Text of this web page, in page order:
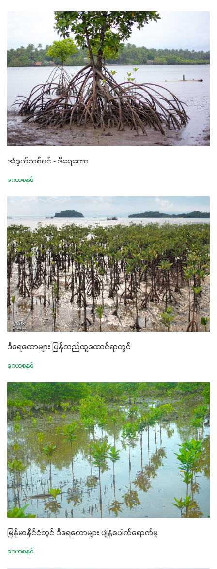
အံဖွယ်သစ်ပင် - ဒီရေတော
ဂေဟစနစ်
ဒီရေတောများ ပြန်လည်ထူထောင်ရာတွင်
ဂေဟစနစ်
မြန်မာနိုင်ငံတွင် ဒီရေတောများ ပျံ့နှံ့ပေါက်ရောက်မှု
ဂေဟစနစ်